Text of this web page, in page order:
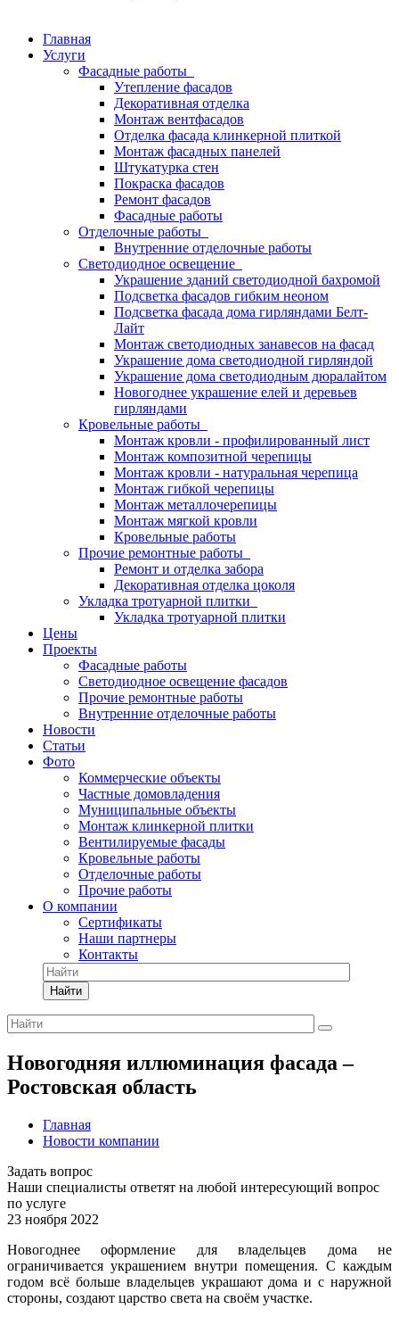
Главная
Услуги
Фасадные работы
Утепление фасадов
Декоративная отделка
Монтаж вентфасадов
Отделка фасада клинкерной плиткой
Монтаж фасадных панелей
Штукатурка стен
Покраска фасадов
Ремонт фасадов
Фасадные работы
Отделочные работы
Внутренние отделочные работы
Светодиодное освещение
Украшение зданий светодиодной бахромой
Подсветка фасадов гибким неоном
Подсветка фасада дома гирляндами Белт-
Лайт
Монтаж светодиодных занавесов на фасад
Украшение дома светодиодной гирляндой
Украшение дома светодиодным дюралайтом
Новогоднее украшение елей и деревьев
гирляндами
Кровельные работы
Монтаж кровли - профилированный лист
Монтаж композитной черепицы
Монтаж кровли - натуральная черепица
Монтаж гибкой черепицы
Монтаж металлочерепицы
Монтаж мягкой кровли
Кровельные работы
Прочие ремонтные работы
Ремонт и отделка забора
Декоративная отделка цоколя
Укладка тротуарной плитки
Укладка тротуарной плитки
Цены
Проекты
Фасадные работы
Светодиодное освещение фасадов
Прочие ремонтные работы
Внутренние отделочные работы
Новости
Статьи
Фото
Коммерческие объекты
Частные домовладения
Муниципальные объекты
Монтаж клинкерной плитки
Вентилируемые фасады
Кровельные работы
Отделочные работы
Прочие работы
О компании
Сертификаты
Наши партнеры
Контакты
Найти
Новогодняя иллюминация фасада –
Ростовская область
Главная
Новости компании
Задать вопрос
Наши специалисты ответят на любой интересующий вопрос
по услуге
23 ноября 2022
Новогоднее оформление для владельцев дома не
ограничивается украшением внутри помещения. С каждым
годом всё больше владельцев украшают дома и с наружной
стороны, создают царство света на своём участке.